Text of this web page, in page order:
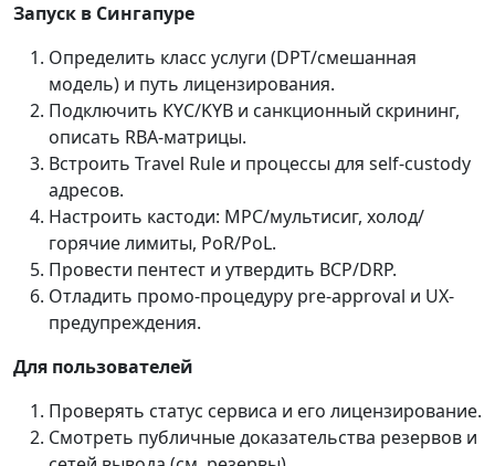
Запуск в Сингапуре
Определить класс услуги (DPT/смешанная
модель) и путь лицензирования.
Подключить KYC/KYB и санкционный скрининг,
описать RBA-матрицы.
Встроить Travel Rule и процессы для self-custody
адресов.
Настроить кастоди: MPC/мультисиг, холод/
горячие лимиты, PoR/PoL.
Провести пентест и утвердить BCP/DRP.
Отладить промо-процедуру pre-approval и UX-
предупреждения.
Для пользователей
Проверять статус сервиса и его лицензирование.
Смотреть публичные доказательства резервов и